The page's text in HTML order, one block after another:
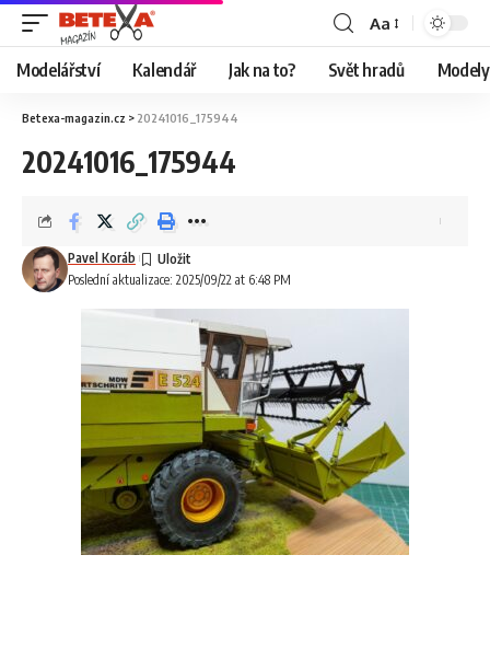
Aa
Modelářství Kalendář Jak na to? Svět hradů
Betexa-magazin.cz > 20241016_175944
20241016_175944
Poslední aktualizace: 2025/09/22 at 6:48 PM
Pavel Koráb